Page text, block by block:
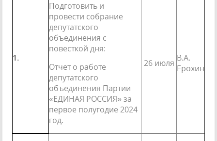
1.
Подготовить и
провести собрание
депутатского
объединения с
повесткой дня:
Отчет о работе
депутатского
объединения Партии
«ЕДИНАЯ РОССИЯ» за
первое полугодие 2024
год.
26 июля В.А.
Ерохин